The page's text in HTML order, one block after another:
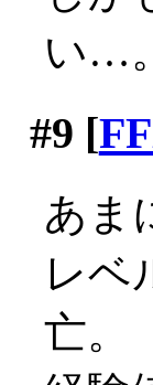
い…
#9 [
あま
レベ
亡。